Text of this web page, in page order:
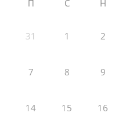
П С Н
31 1 2
7 8 9
14 15 16